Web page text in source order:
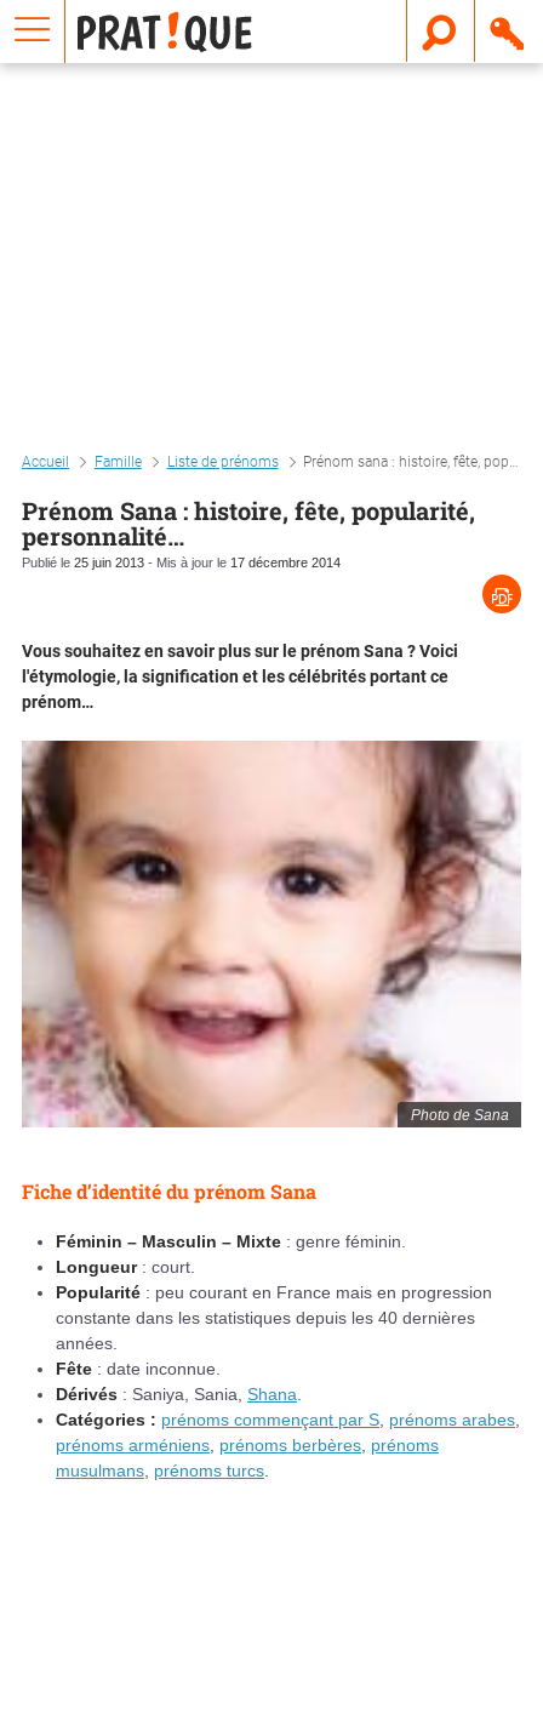
Accueil Famille Liste de prénoms Prénom sana : histoire, fête, popularité, personnalité…
Prénom Sana : histoire, fête, popularité,
personnalité…
Publié le 25 juin 2013 - Mis à jour le 17 décembre 2014
Photo de Sana
Vous souhaitez en savoir plus sur le prénom Sana ? Voici
l'étymologie, la signification et les célébrités portant ce
prénom…
Fiche d’identité du prénom Sana
Féminin – Masculin – Mixte : genre féminin.
Longueur: court.
Popularité : peu courant en France mais en progression
constante dans les statistiques depuis les 40 dernières
années.
Fête : date inconnue.
Dérivés : Saniya, Sania, Shana
Catégories : prénoms commençant par S prénoms arabes
prénoms arméniens prénoms berbères prénoms
musulmans prénoms turcs
E
m
a